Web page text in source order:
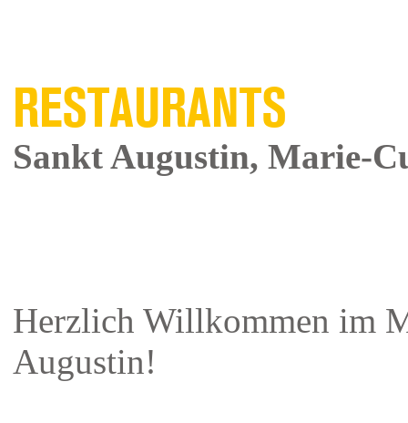
RESTAURANTS
Sankt Augustin, Marie-
Herzlich Willkommen im
Augustin!